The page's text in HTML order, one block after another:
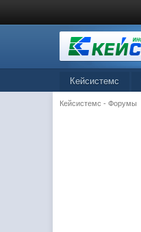
Кейсистемс
Кейсистемс - Форумы